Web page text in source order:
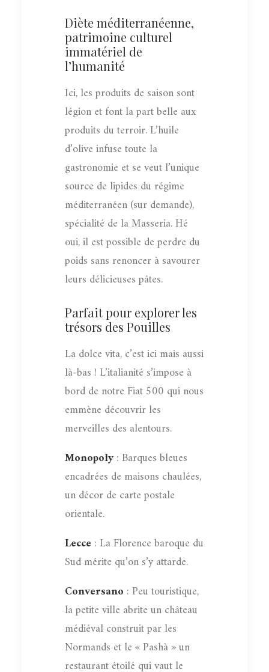
Diète méditerranéenne,
patrimoine culturel
immatériel de
l’humanité
Ici, les produits de saison sont
légion et font la part belle aux
produits du terroir. L’huile
d’olive infuse toute la
gastronomie et se veut l’unique
source de lipides du régime
méditerranéen (sur demande),
spécialité de la Masseria. Hé
oui, il est possible de perdre du
poids sans renoncer à savourer
leurs délicieuses pâtes.
Parfait pour explorer les
trésors des Pouilles
La dolce vita, c’est ici mais aussi
là-bas ! L’italianité s’impose à
bord de notre Fiat 500 qui nous
emmène découvrir les
merveilles des alentours.
Monopoly: Barques bleues
encadrées de maisons chaulées,
un décor de carte postale
orientale.
Lecce : La Florence baroque du
Sud mérite qu’on s’y attarde.
Conversano : Peu touristique,
la petite ville abrite un château
médiéval construit par les
Normands et le « Pashà » un
restaurant étoilé qui vaut le